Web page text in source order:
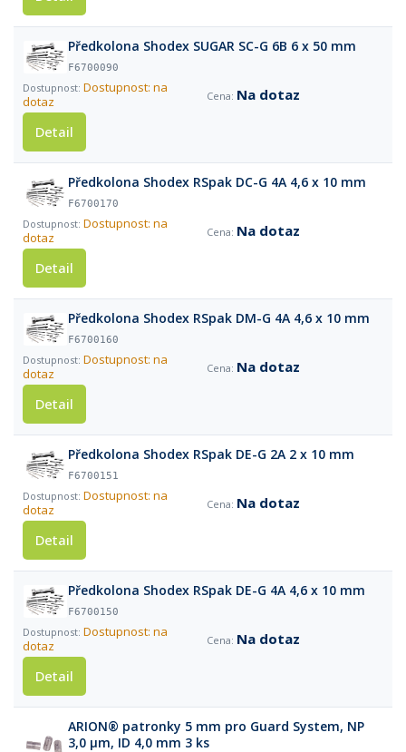
Předkolona Shodex SUGAR SC-G 6B 6 x 50 mm
F6700090
Dostupnost: na
dotaz
Na dotaz
Detail
Předkolona Shodex RSpak DC-G 4A 4,6 x 10 mm
F6700170
Dostupnost: na
dotaz
Na dotaz
Detail
Předkolona Shodex RSpak DM-G 4A 4,6 x 10 mm
F6700160
Dostupnost: na
dotaz
Na dotaz
Detail
Předkolona Shodex RSpak DE-G 2A 2 x 10 mm
F6700151
Dostupnost: na
dotaz
Na dotaz
Detail
Předkolona Shodex RSpak DE-G 4A 4,6 x 10 mm
F6700150
Dostupnost: na
dotaz
Na dotaz
Detail
ARION® patronky 5 mm pro Guard System, NP
3,0 µm, ID 4,0 mm 3 ks